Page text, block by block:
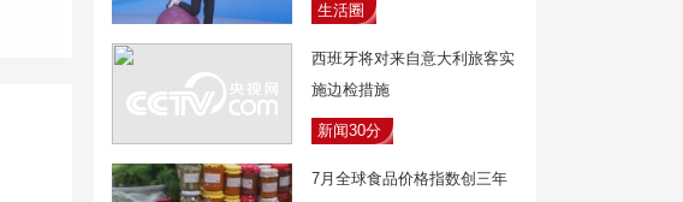
生活圈
西班牙将对来自意大利旅客实
施边检措施
新闻30分
7月全球食品价格指数创三年